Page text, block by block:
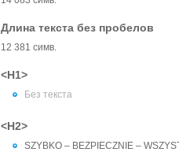
Длина текста без пробелов
12 381 симв.
<H1>
Без текста
<H2>
SZYBKO – BEZPIECZNIE –